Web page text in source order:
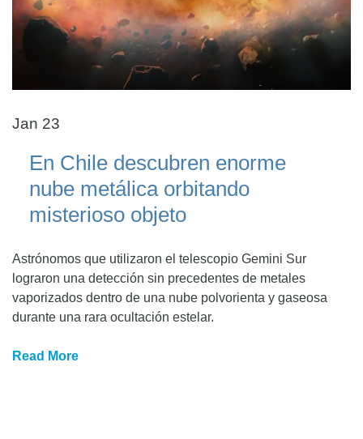
Jan 23
En Chile descubren enorme
nube metálica orbitando
misterioso objeto
Astrónomos que utilizaron el telescopio Gemini Sur
lograron una detección sin precedentes de metales
vaporizados dentro de una nube polvorienta y gaseosa
durante una rara ocultación estelar.
Read More